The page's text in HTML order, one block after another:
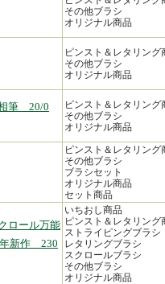
その他ブラシ
オリジナル商品
ピンスト＆レタリング
その他ブラシ
オリジナル商品
筆 20/0
ピンスト＆レタリング
その他ブラシ
オリジナル商品
ピンスト＆レタリング
その他ブラシ
ブラシセット
オリジナル商品
セット商品
ロール万能
新作 230
いちおし商品
ピンスト＆レタリング
ストライピングブラシ
レタリングブラシ
スクロールブラシ
その他ブラシ
オリジナル商品